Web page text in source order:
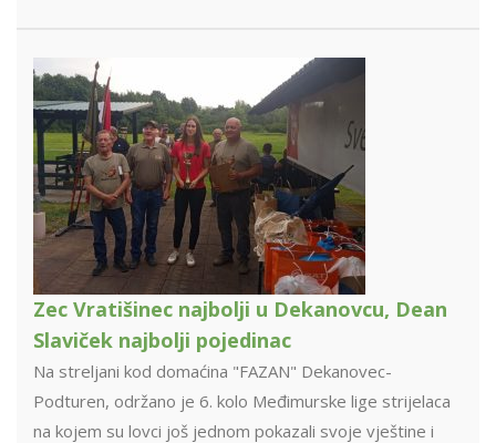
Zec Vratišinec najbolji u Dekanovcu, Dean
Slaviček najbolji pojedinac
Na streljani kod domaćina "FAZAN" Dekanovec-
Podturen, održano je 6. kolo Međimurske lige strijelaca
na kojem su lovci još jednom pokazali svoje vještine i